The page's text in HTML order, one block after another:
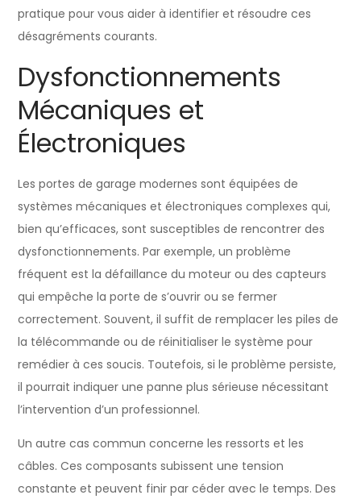
pratique pour vous aider à identifier et résoudre ces
désagréments courants.
Dysfonctionnements
Mécaniques et
Électroniques
Les portes de garage modernes sont équipées de
systèmes mécaniques et électroniques complexes qui,
bien qu’efficaces, sont susceptibles de rencontrer des
dysfonctionnements. Par exemple, un problème
fréquent est la défaillance du moteur ou des capteurs
qui empêche la porte de s’ouvrir ou se fermer
correctement. Souvent, il suffit de remplacer les piles de
la télécommande ou de réinitialiser le système pour
remédier à ces soucis. Toutefois, si le problème persiste,
il pourrait indiquer une panne plus sérieuse nécessitant
l’intervention d’un professionnel.
Un autre cas commun concerne les ressorts et les
câbles. Ces composants subissent une tension
constante et peuvent finir par céder avec le temps. Des